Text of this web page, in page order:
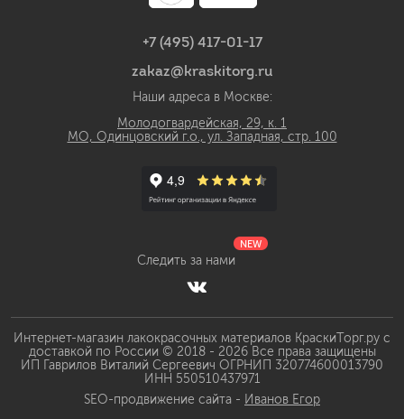
+7 (495) 417-01-17
zakaz@kraskitorg.ru
Наши адреса в Москве:
Молодогвардейская, 29, к. 1
МО, Одинцовский г.о., ул. Западная, стр. 100
Следить за нами
NEW
Интернет-магазин лакокрасочных материалов КраскиТорг.ру с
доставкой по России © 2018 - 2026 Все права защищены
ИП Гаврилов Виталий Сергеевич ОГРНИП 320774600013790
ИНН 550510437971
SEO-продвижение сайта - Иванов Егор